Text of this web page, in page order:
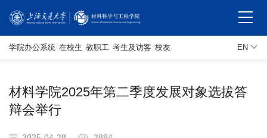
学院办公系统 在校生 教职工 考生及访客 校友 EN
材料学院2025年第二季度发展对象选拔答
辩会举行